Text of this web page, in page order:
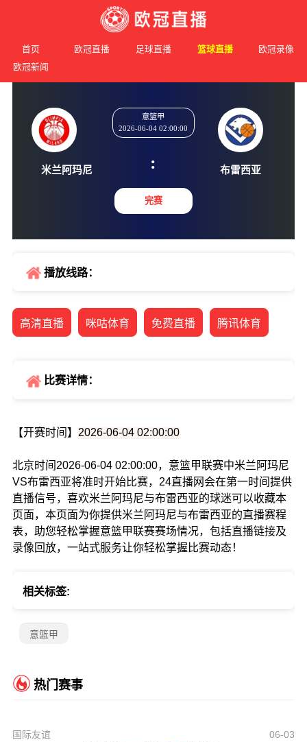
首页 欧冠直播 足球直播 篮球直播
欧冠录像
欧冠新闻
:
播放线路：
高清直播 咪咕体育 免费直播 腾讯体育
比赛详情：
【开赛时间】 2026-06-04 02:00:00
北京时间2026-06-04 02:00:00，意篮甲联赛中米兰阿玛尼
VS布雷西亚将准时开始比赛，24直播网会在第一时间提供
直播信号，喜欢米兰阿玛尼与布雷西亚的球迷可以收藏本
页面，本页面为你提供米兰阿玛尼与布雷西亚的直播赛程
表，助您轻松掌握意篮甲联赛赛场情况，包括直播链接及
录像回放，一站式服务让你轻松掌握比赛动态！
相关标签:
意篮甲
热门赛事
国际友谊
06-03